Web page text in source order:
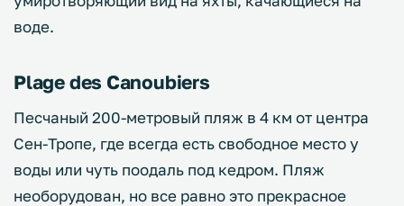
воде.
Plage des Canoubiers
Песчаный 200-метровый пляж в 4 км от центра
Сен-Тропе, где всегда есть свободное место у
воды или чуть поодаль под кедром. Пляж
необорудован, но все равно это прекрасное